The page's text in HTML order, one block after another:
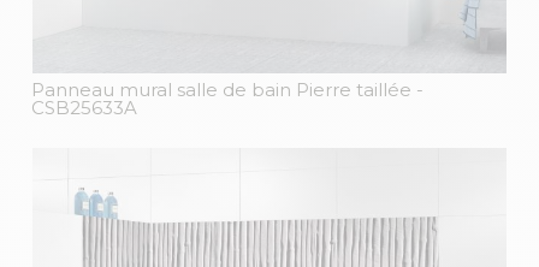
Panneau mural salle de bain Pierre taillée -
CSB25633A